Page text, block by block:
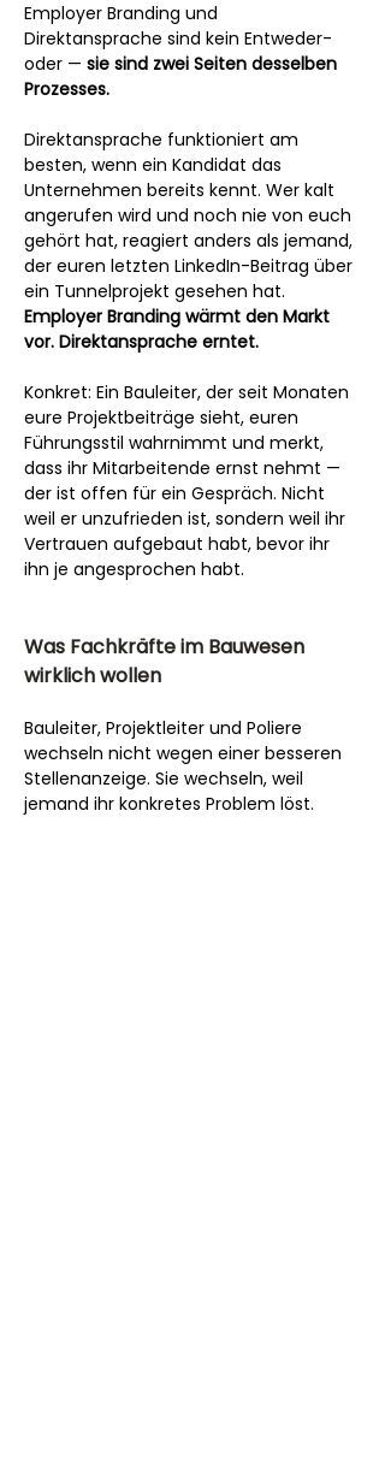
Employer Branding und
Direktansprache sind kein Entweder-
oder — sie sind zwei Seiten desselben
Prozesses.
Direktansprache funktioniert am
besten, wenn ein Kandidat das
Unternehmen bereits kennt. Wer kalt
angerufen wird und noch nie von euch
gehört hat, reagiert anders als jemand,
der euren letzten LinkedIn-Beitrag über
ein Tunnelprojekt gesehen hat.
Employer Branding wärmt den Markt
vor. Direktansprache erntet.
Konkret: Ein Bauleiter, der seit Monaten
eure Projektbeiträge sieht, euren
Führungsstil wahrnimmt und merkt,
dass ihr Mitarbeitende ernst nehmt —
der ist offen für ein Gespräch. Nicht
weil er unzufrieden ist, sondern weil ihr
Vertrauen aufgebaut habt, bevor ihr
ihn je angesprochen habt.
Was Fachkräfte im Bauwesen
wirklich wollen
Bauleiter, Projektleiter und Poliere
wechseln nicht wegen einer besseren
Stellenanzeige. Sie wechseln, weil
jemand ihr konkretes Problem löst.